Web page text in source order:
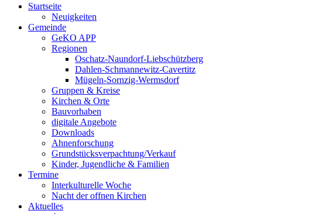
Startseite
Neuigkeiten
Gemeinde
GeKO APP
Regionen
Oschatz-Naundorf-Liebschützberg
Dahlen-Schmannewitz-Cavertitz
Mügeln-Sornzig-Wermsdorf
Gruppen & Kreise
Kirchen & Orte
Bauvorhaben
digitale Angebote
Downloads
Ahnenforschung
Grundstücks­verpachtung/Verkauf
Kinder, Jugendliche & Familien
Termine
Interkulturelle Woche
Nacht der offnen Kirchen
Aktuelles